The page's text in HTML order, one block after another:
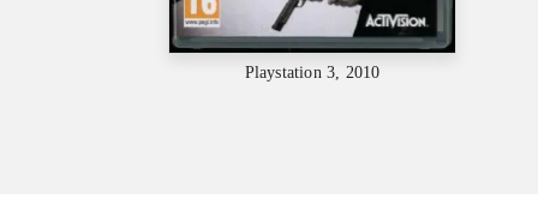
Playstation 3, 2010